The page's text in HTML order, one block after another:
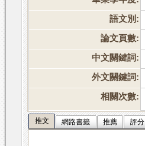
語文別:
論文頁數:
中文關鍵詞:
外文關鍵詞:
相關次數:
推文 網路書籤 推薦 評分